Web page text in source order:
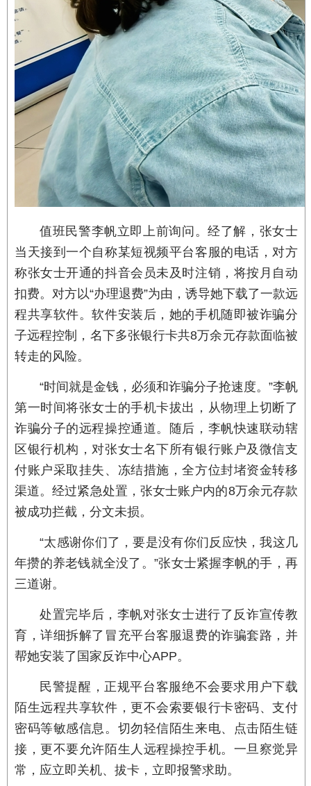
值班民警李帆立即上前询问。经了解，张女士
当天接到一个自称某短视频平台客服的电话，对方
称张女士开通的抖音会员未及时注销，将按月自动
扣费。对方以“办理退费”为由，诱导她下载了一款远
程共享软件。软件安装后，她的手机随即被诈骗分
子远程控制，名下多张银行卡共8万余元存款面临被
转走的风险。
“时间就是金钱，必须和诈骗分子抢速度。”李帆
第一时间将张女士的手机卡拔出，从物理上切断了
诈骗分子的远程操控通道。随后，李帆快速联动辖
区银行机构，对张女士名下所有银行账户及微信支
付账户采取挂失、冻结措施，全方位封堵资金转移
渠道。经过紧急处置，张女士账户内的8万余元存款
被成功拦截，分文未损。
“太感谢你们了，要是没有你们反应快，我这几
年攒的养老钱就全没了。”张女士紧握李帆的手，再
三道谢。
处置完毕后，李帆对张女士进行了反诈宣传教
育，详细拆解了冒充平台客服退费的诈骗套路，并
帮她安装了国家反诈中心APP。
民警提醒，正规平台客服绝不会要求用户下载
陌生远程共享软件，更不会索要银行卡密码、支付
密码等敏感信息。切勿轻信陌生来电、点击陌生链
接，更不要允许陌生人远程操控手机。一旦察觉异
常，应立即关机、拔卡，立即报警求助。